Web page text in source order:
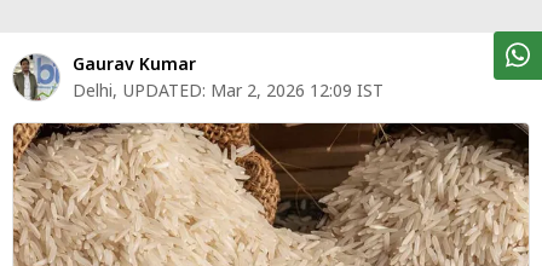
ट्रेंडिंग
बिजनेस
न्यूज
वीडियो
म्यूचुअल
फंड
Gaurav Kumar
Delhi, UPDATED: Mar 2, 2026 12:09 IST